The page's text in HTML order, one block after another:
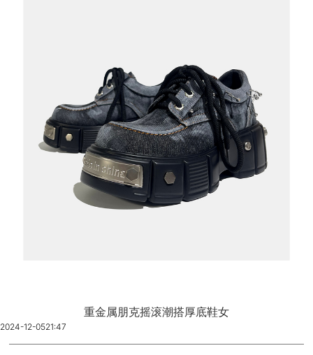
重金属朋克摇滚潮搭厚底鞋女
2024-12-0521:47